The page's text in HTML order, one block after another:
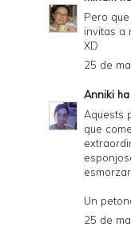
Pero
invitas a
XD
25 de
Anniki
Aquests
que
Un
25 de